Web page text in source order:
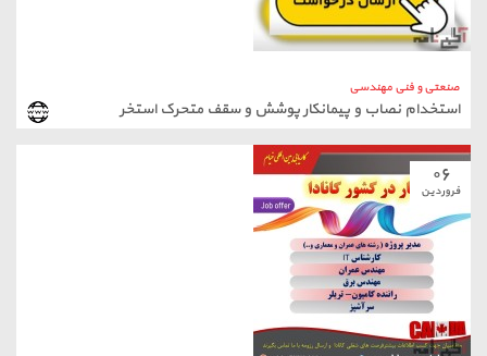
صنعتی و فنی مهندسی
استخدام نصاب و پیمانکار پوشش و سقف متحرک استخر
۰۶
فروردین